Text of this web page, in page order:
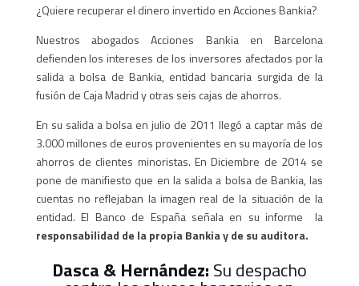
¿Quiere recuperar el dinero invertido en Acciones Bankia?
Nuestros abogados Acciones Bankia en Barcelona
defienden los intereses de los inversores afectados por la
salida a bolsa de Bankia, entidad bancaria surgida de la
fusión de Caja Madrid y otras seis cajas de ahorros.
En su salida a bolsa en julio de 2011 llegó a captar más de
3.000 millones de euros provenientes en su mayoría de los
ahorros de clientes minoristas. En Diciembre de 2014 se
pone de manifiesto que en la salida a bolsa de Bankia, las
cuentas no reflejaban la imagen real de la situación de la
entidad. El Banco de España señala en su informe la
responsabilidad de la propia Bankia y de su auditora.
Dasca & Hernández: Su despacho